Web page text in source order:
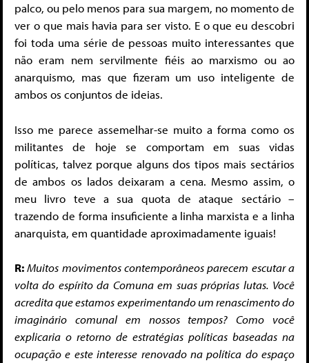
palco, ou pelo menos para sua margem, no momento de
ver o que mais havia para ser visto. E o que eu descobri
foi toda uma série de pessoas muito interessantes que
não eram nem servilmente fiéis ao marxismo ou ao
anarquismo, mas que fizeram um uso inteligente de
ambos os conjuntos de ideias.
Isso me parece assemelhar-se muito a forma como os
militantes de hoje se comportam em suas vidas
políticas, talvez porque alguns dos tipos mais sectários
de ambos os lados deixaram a cena. Mesmo assim, o
meu livro teve a sua quota de ataque sectário –
trazendo de forma insuficiente a linha marxista e a linha
anarquista, em quantidade aproximadamente iguais!
R:Muitos movimentos contemporâneos parecem escutar a
volta do espírito da Comuna em suas próprias lutas. Você
acredita que estamos experimentando um renascimento do
imaginário comunal em nossos tempos? Como você
explicaria o retorno de estratégias políticas baseadas na
ocupação e este interesse renovado na política do espaço